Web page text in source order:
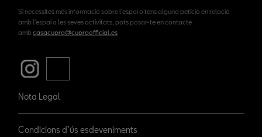
Si necessites més informació sobre l'espai o tens alguna petició en relació
amb l'espai o les seves activitats, pots posar-te en contacte
amb casacupra@cupraofficial.es
Nota Legal
Condicions d’ús esdeveniments